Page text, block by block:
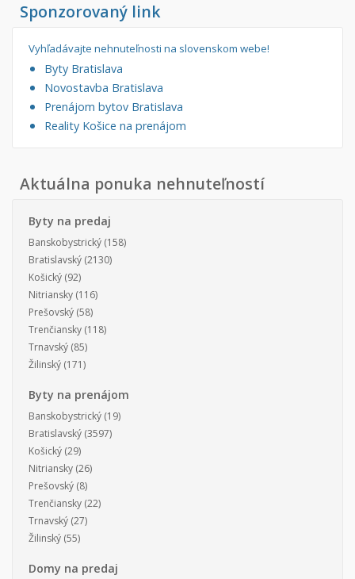
Sponzorovaný link
Vyhľadávajte nehnuteľnosti na slovenskom webe!
Byty Bratislava
Novostavba Bratislava
Prenájom bytov Bratislava
Reality Košice na prenájom
Aktuálna ponuka nehnuteľností
Byty na predaj
Banskobystrický (158)
Bratislavský (2130)
Košický (92)
Nitriansky (116)
Prešovský (58)
Trenčiansky (118)
Trnavský (85)
Žilinský (171)
Byty na prenájom
Banskobystrický (19)
Bratislavský (3597)
Košický (29)
Nitriansky (26)
Prešovský (8)
Trenčiansky (22)
Trnavský (27)
Žilinský (55)
Domy na predaj